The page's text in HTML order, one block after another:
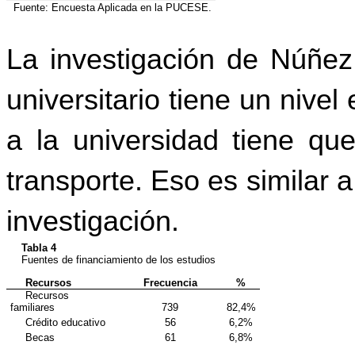
Fuente: Encuesta Aplicada en la PUCESE.
La investigación de
universitario tiene un nivel
a la universidad tiene
transporte. Eso es similar
investigación.
Tabla 4
Fuentes de financiamiento de los estudios
Recursos
Frecuencia
%
Recursos
familiares
739
82,4%
Crédito educativo
56
6,2%
Becas
61
6,8%